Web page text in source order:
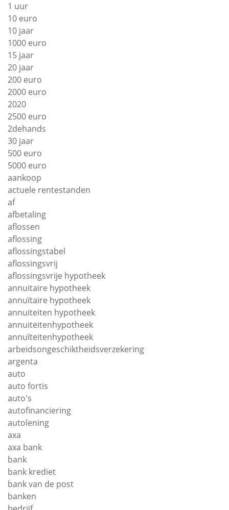
1 uur
10 euro
10 jaar
1000 euro
15 jaar
20 jaar
200 euro
2000 euro
2020
2500 euro
2dehands
30 jaar
500 euro
5000 euro
aankoop
actuele rentestanden
af
afbetaling
aflossen
aflossing
aflossingstabel
aflossingsvrij
aflossingsvrije hypotheek
annuitaire hypotheek
annuïtaire hypotheek
annuiteiten hypotheek
annuiteitenhypotheek
annuïteitenhypotheek
arbeidsongeschiktheidsverzekering
argenta
auto
auto fortis
auto's
autofinanciering
autolening
axa
axa bank
bank
bank krediet
bank van de post
banken